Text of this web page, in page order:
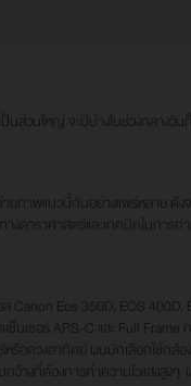
ส่วนใหญ่ จะมีบ้างในช่วงกลาง
พแนวนี้กันอย่างแพร่หลาย ดังจ
ดาราศาสตร์และเทคนิคในการ
Eos 350D, EOS 400D,
เซอร์ APS-C และ Full Frame
รือดวงอาทิตย์ ผมมักเลือกใช้กล้
ว้างที่ต้องการค่าความไวแสงสูง